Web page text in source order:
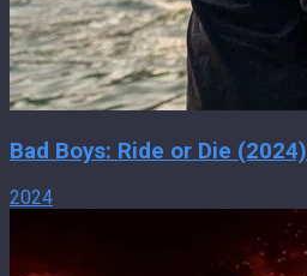
Bad Boys: Ride or Die (2024)
2024